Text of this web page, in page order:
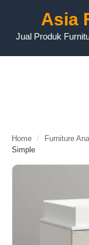
Asia
Jual Produk
Home / Furniture
Simple